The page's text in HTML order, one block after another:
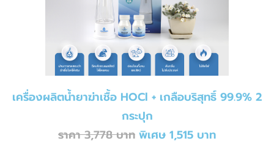
เครื่องผลิตน้ำยาฆ่าเชื้อ HOCl + เกลือบริสุทธิ์ 99.9% 2
กระปุก
ราคา 3,778 บาท พิเศษ 1,515 บาท